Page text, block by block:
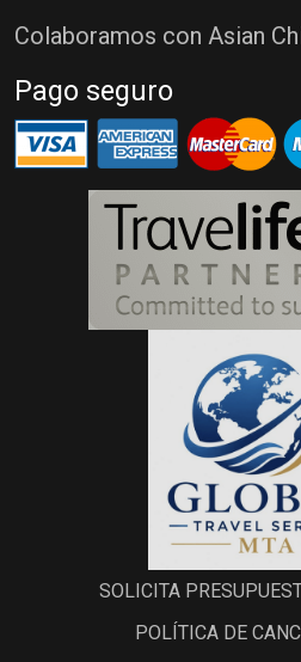
Colaboramos con Asian
Pago seguro
SOLICITA
POLÍTICA DE